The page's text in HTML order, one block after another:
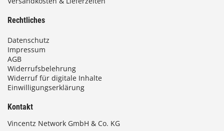
Rechtliches
Datenschutz
Impressum
AGB
Widerrufsbelehrung
Widerruf für digitale Inhalte
Einwilligungserklärung
Kontakt
Vincentz Network GmbH & Co. KG